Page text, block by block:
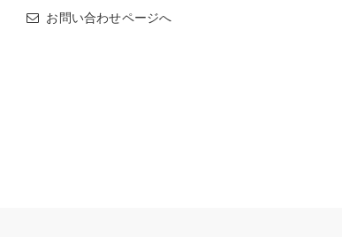
お問い合わせページへ